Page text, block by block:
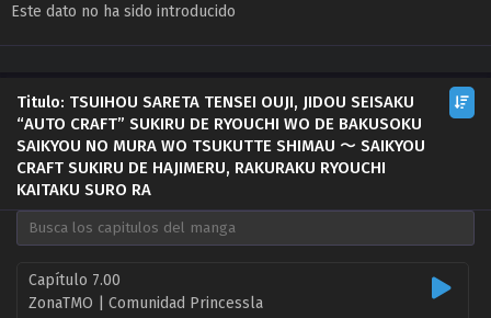
Este dato no ha sido introducido
Titulo: TSUIHOU SARETA TENSEI OUJI, JIDOU SEISAKU
“AUTO CRAFT” SUKIRU DE RYOUCHI WO DE BAKUSOKU
SAIKYOU NO MURA WO TSUKUTTE SHIMAU 〜 SAIKYOU
CRAFT SUKIRU DE HAJIMERU, RAKURAKU RYOUCHI
KAITAKU SURO RA
Capítulo 7.00
ZonaTMO | Comunidad Princessla